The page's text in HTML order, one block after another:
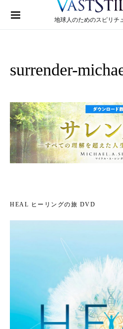
地球人のためのスピリチ
Search for:
surrender-
HEAL ヒーリングの旅 DVD